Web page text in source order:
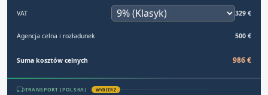
VAT 329 €
Agencja celna i rozładunek 500 €
Suma kosztów celnych 986 €
TRANSPORT (POLSKA) WYBIERZ